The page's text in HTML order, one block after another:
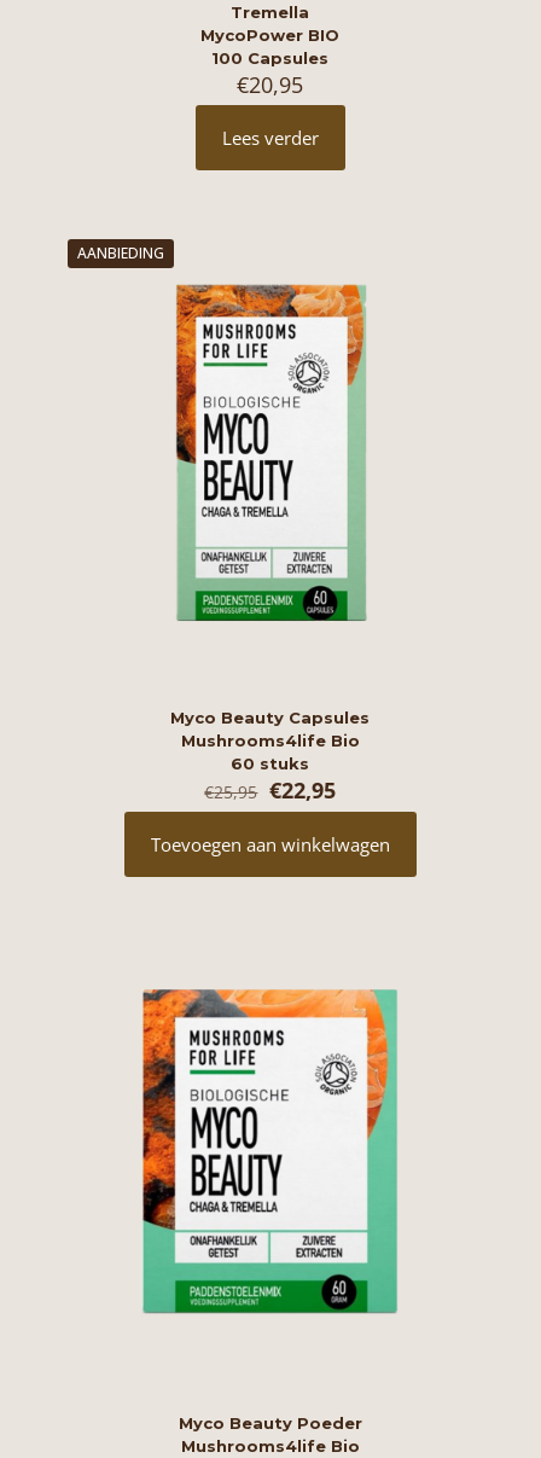
Tremella
MycoPower BIO
100 Capsules
€20,95
Lees verder
AANBIEDING
Myco Beauty Capsules
Mushrooms4life Bio
60 stuks
€25,95 Oorspronkelijke
prijs
was:
€25,95.
€22,95Huidige
prijs
€22,95.
Toevoegen aan winkelwagen
Myco Beauty Poeder
Mushrooms4life Bio